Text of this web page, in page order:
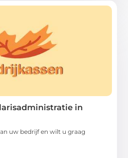
in
uw bedrijf en wilt u graag